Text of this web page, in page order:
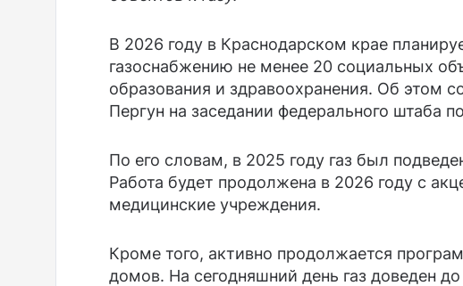
В 2026 году в Краснодарском крае
газоснабжению не менее 20 социальных
образования и здравоохранения. Об этом
Пергун на заседании федерального штаба
По его словам, в 2025 году газ был
Работа будет продолжена в 2026 году с
медицинские учреждения.
Кроме того, активно продолжается
домов. На сегодняшний день газ доведен